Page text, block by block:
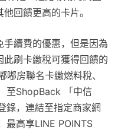
回饋更高的卡片。
續費的優惠，但是因為
刷卡繳稅可獲得回饋的
房聯名卡繳燃料稅、
至ShopBack 「中信
錄，連結至指定商家網
最高享LINE POINTS